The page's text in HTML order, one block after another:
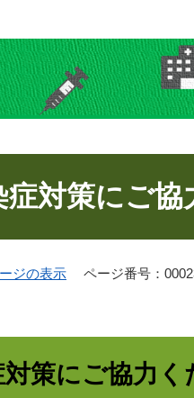
対策にご協
ジの表示 ページ番号：
策にご協力く